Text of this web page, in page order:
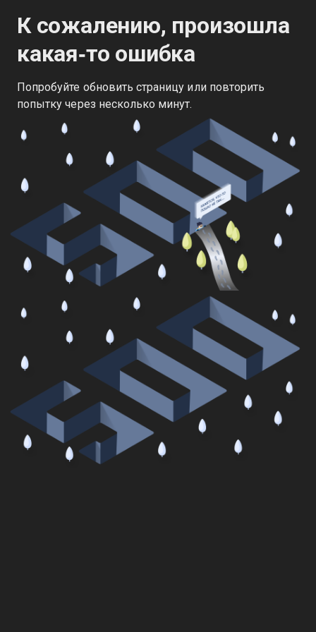
К сожалению, произошла
какая‑то ошибка
Попробуйте обновить страницу или повторить
попытку через несколько минут.